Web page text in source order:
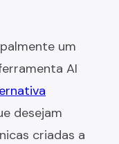
um
AI
desejam
criadas a